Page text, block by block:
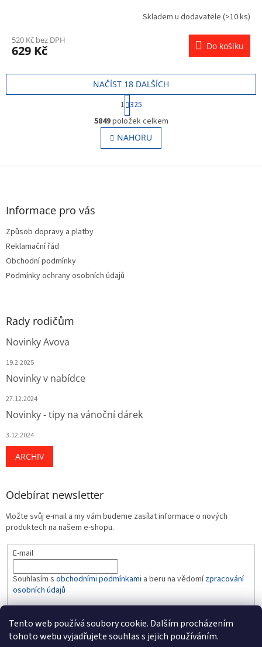
Tento web používá soubory cookie. Dalším procházením
tohoto webu vyjadřujete souhlas s jejich používáním.
Skladem u dodavatele (>10 ks)
520 Kč bez DPH
629 Kč Do košíku
O
v
l
á
a
NAČÍST 18 DALŠÍCH
S
t
r
á
n
k
v
1 325
5849položek celkem
NAHORU
Z
Informace pro vás
Způsob dopravy a platby
Reklamační řád
Obchodní podmínky
Podmínky ochrany osobních údajů
Rady rodičům
Novinky Avova
19.2.2025
Novinky v nabídce
27.12.2024
Novinky - tipy na vánoční dárek
3.12.2024
ARCHIV
Odebírat newsletter
Vložte svůj e-mail a my vám budeme zasílat informace o nových
produktech na našem e-shopu.
E-mail
Souhlasím s obchodními podmínkami a beru na vědomízpracování
osobních údajů
PŘIHLÁSIT SE